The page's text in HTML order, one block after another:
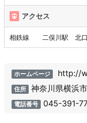
アクセス
相鉄線 二俣川駅 北口
ホームページ http://
住所 神奈川県横浜
電話番号 045-391-